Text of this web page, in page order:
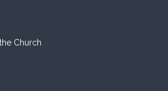
Church